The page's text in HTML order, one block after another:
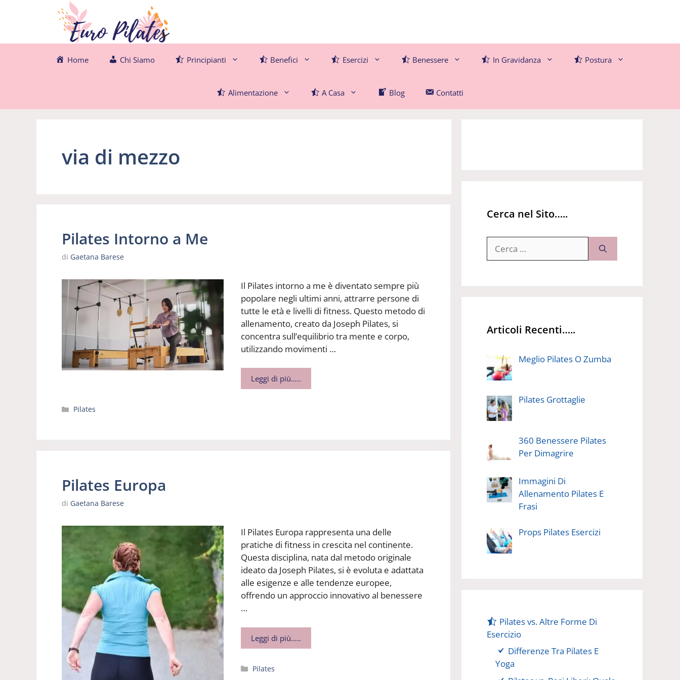
Home Chi Siamo Principianti Benefici Esercizi Benessere In Gravidanza Postura
Alimentazione A Casa Blog Contatti
via di mezzo
Pilates Intorno a Me
di Gaetana Barese
Il Pilates intorno a me è diventato sempre più
popolare negli ultimi anni, attrarre persone di
tutte le età e livelli di fitness. Questo metodo di
allenamento, creato da Joseph Pilates, si
concentra sull’equilibrio tra mente e corpo,
utilizzando movimenti …
Leggi di più…..
Categorie
Pilates
Pilates Europa
di Gaetana Barese
Il Pilates Europa rappresenta una delle
pratiche di fitness in crescita nel continente.
Questa disciplina, nata dal metodo originale
ideato da Joseph Pilates, si è evoluta e adattata
alle esigenze e alle tendenze europee,
offrendo un approccio innovativo al benessere
…
Leggi di più…..
Categorie
Pilates
Cerca nel Sito…..
per:
Articoli Recenti…..
Meglio Pilates O Zumba
Pilates Grottaglie
360 Benessere Pilates
Per Dimagrire
Immagini Di
Allenamento Pilates E
Frasi
Props Pilates Esercizi
Pilates vs. Altre Forme Di
Esercizio
Differenze Tra Pilates E
Yoga